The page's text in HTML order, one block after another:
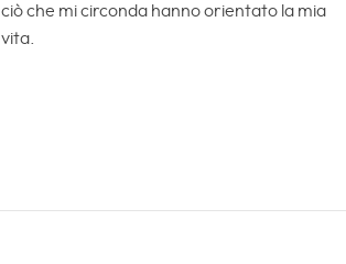
ciò che mi circonda hanno orientato la mia
vita.